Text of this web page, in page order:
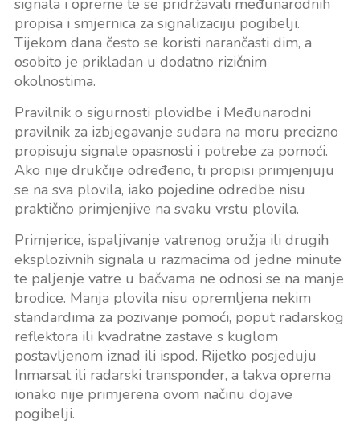
propisa i smjernica za signalizaciju pogibelji.
Tijekom dana često se koristi narančasti dim, a
osobito je prikladan u dodatno rizičnim
okolnostima.
Pravilnik o sigurnosti plovidbe i Međunarodni
pravilnik za izbjegavanje sudara na moru precizno
propisuju signale opasnosti i potrebe za pomoći.
Ako nije drukčije određeno, ti propisi primjenjuju
se na sva plovila, iako pojedine odredbe nisu
praktično primjenjive na svaku vrstu plovila.
Primjerice, ispaljivanje vatrenog oružja ili drugih
eksplozivnih signala u razmacima od jedne minute
te paljenje vatre u bačvama ne odnosi se na manje
brodice. Manja plovila nisu opremljena nekim
standardima za pozivanje pomoći, poput radarskog
reflektora ili kvadratne zastave s kuglom
postavljenom iznad ili ispod. Rijetko posjeduju
Inmarsat ili radarski transponder, a takva oprema
ionako nije primjerena ovom načinu dojave
pogibelji.